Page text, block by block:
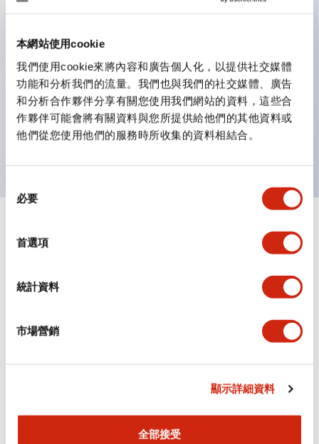
本網站使用cookie
我們使用cookie來將內容和廣告個人化，以提供社交媒體
功能和分析我們的流量。我們也與我們的社交媒體、廣告
和分析合作夥伴分享有關您使用我們網站的資料，這些合
作夥伴可能會將有關資料與您所提供給他們的其他資料或
他們從您使用他們的服務時所收集的資料相結合。
必要
首選項
統計資料
市場營銷
顯示詳細資料
全部接受
也提供可標記的照光鏡片類型（非照光）
提供2檔、3檔、照光型、帶鎖選擇開關以及蜂鳴器、撥
桿開關等
優異的防水性能。保護結構IP65
按鈕開關、選擇開關、帶鎖選擇開關最大支持3c接點。
LED照光帶來明亮且鮮明的照光面
可用專用配件輕鬆更換為Φ22閃光輪廓型
規格 顯示全部+
環境規範
安裝和安裝規範